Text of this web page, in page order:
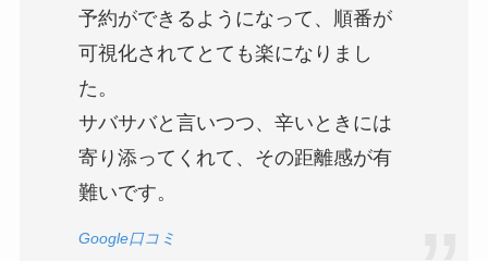
予約ができるようになって、順番が
可視化されてとても楽になりまし
た。
サバサバと言いつつ、辛いときには
寄り添ってくれて、その距離感が有
難いです。
Google口コミ